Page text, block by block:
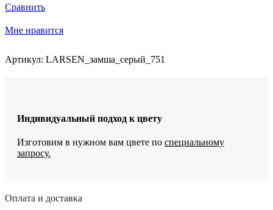
LARSEN
с
и
вращением
Сравнить
Мне нравится
Артикул: LARSEN_замша_серый_751
Индивидуальный подход к цвету
Изготовим в нужном вам цвете по специальному
запросу.
Оплата и доставка